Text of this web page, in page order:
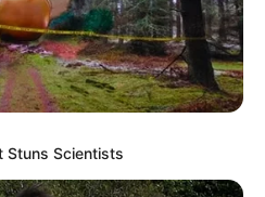
Stuns Scientists